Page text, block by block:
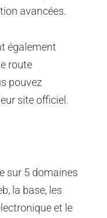
avancées.
également
route
pouvez
site officiel.
sur 5 domaines
la base, les
et le